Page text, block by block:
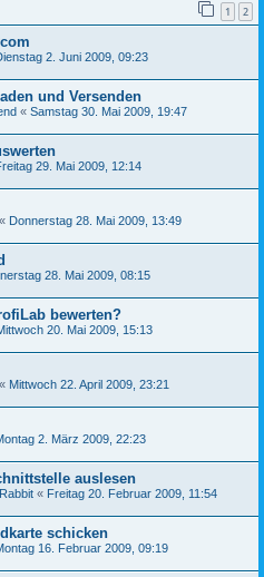
1 2
2. Juni 2009, 09:23
und Versenden
« Samstag 30. Mai 2009, 19:47
29. Mai 2009, 12:14
« Donnerstag 28. Mai 2009, 13:49
28. Mai 2009, 08:15
bewerten?
20. Mai 2009, 15:13
« Mittwoch 22. April 2009, 23:21
2. März 2009, 22:23
auslesen
« Freitag 20. Februar 2009, 11:54
schicken
16. Februar 2009, 09:19